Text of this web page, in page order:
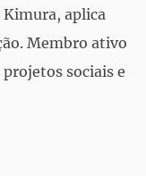
aplica
Membro ativo
sociais e